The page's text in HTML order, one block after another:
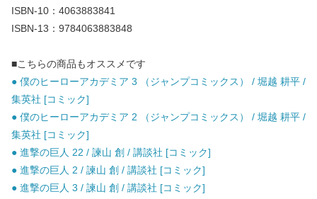
ISBN-10：4063883841
ISBN-13：9784063883848
■こちらの商品もオススメです
● 僕のヒーローアカデミア 3 （ジャンプコミックス） / 堀越 耕平 /
集英社 [コミック]
● 僕のヒーローアカデミア 2 （ジャンプコミックス） / 堀越 耕平 /
集英社 [コミック]
● 進撃の巨人 22 / 諫山 創 / 講談社 [コミック]
● 進撃の巨人 2 / 諫山 創 / 講談社 [コミック]
● 進撃の巨人 3 / 諫山 創 / 講談社 [コミック]